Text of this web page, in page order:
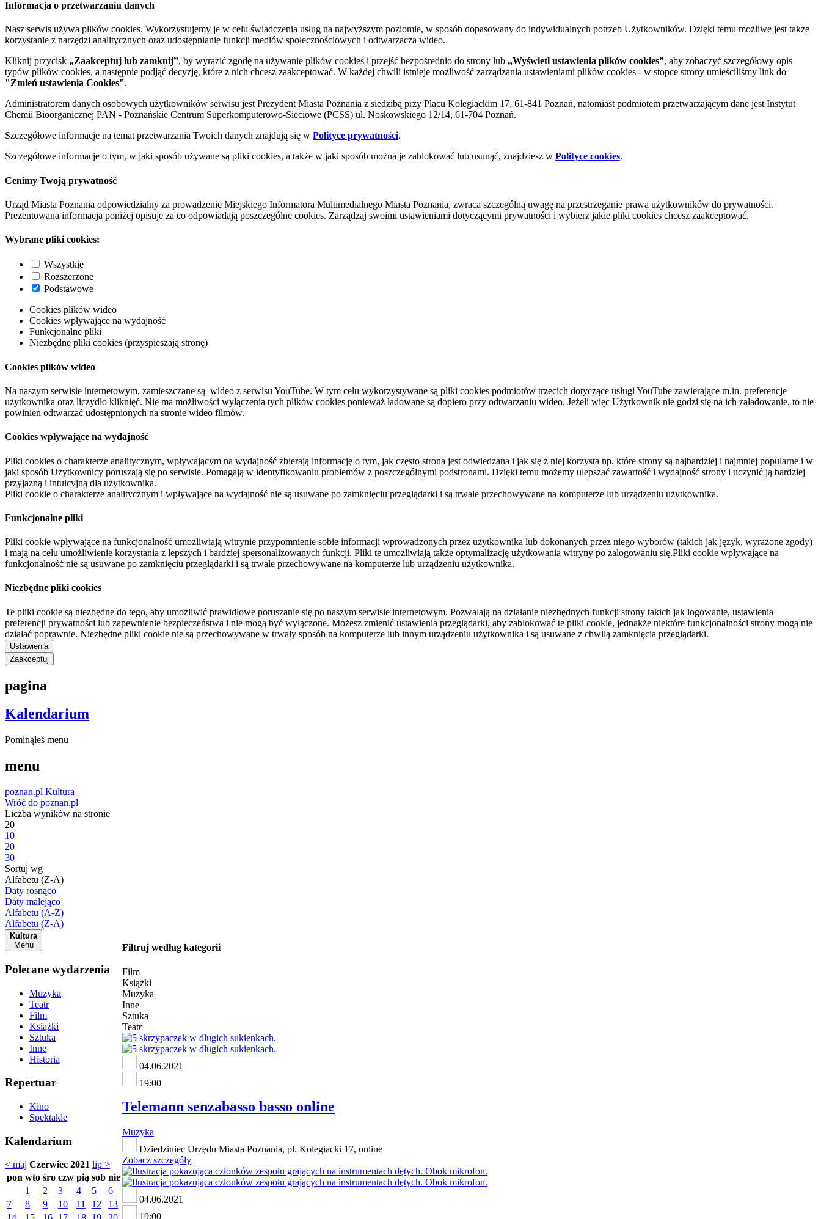
Informacja o przetwarzaniu danych
Nasz serwis używa plików cookies. Wykorzystujemy je w celu świadczenia usług na najwyższym poziomie, w sposób dopasowany do indywidualnych potrzeb Użytkowników. Dzięki temu możliwe jest także
korzystanie z narzędzi analitycznych oraz udostępnianie funkcji mediów społecznościowych i odtwarzacza wideo.
Kliknij przycisk „Zaakceptuj lub zamknij”, by wyrazić zgodę na używanie plików cookies i przejść bezpośrednio do strony lub „Wyświetl ustawienia plików cookies”, aby zobaczyć szczegółowy opis
typów plików cookies, a następnie podjąć decyzję, które z nich chcesz zaakceptować. W każdej chwili istnieje możliwość zarządzania ustawieniami plików cookies - w stopce strony umieściliśmy link do
"Zmień ustawienia Cookies".
Administratorem danych osobowych użytkowników serwisu jest Prezydent Miasta Poznania z siedzibą przy Placu Kolegiackim 17, 61-841 Poznań, natomiast podmiotem przetwarzającym dane jest Instytut
Chemii Bioorganicznej PAN - Poznańskie Centrum Superkomputerowo-Sieciowe (PCSS) ul. Noskowskiego 12/14, 61-704 Poznań.
Szczegółowe informacje na temat przetwarzania Twoich danych znajdują się w Polityce prywatności.
Szczegółowe informacje o tym, w jaki sposób używane są pliki cookies, a także w jaki sposób można je zablokować lub usunąć, znajdziesz w Polityce cookies.
Cenimy Twoją prywatność
Urząd Miasta Poznania odpowiedzialny za prowadzenie Miejskiego Informatora Multimedialnego Miasta Poznania, zwraca szczególną uwagę na przestrzeganie prawa użytkowników do prywatności.
Prezentowana informacja poniżej opisuje za co odpowiadają poszczególne cookies. Zarządzaj swoimi ustawieniami dotyczącymi prywatności i wybierz jakie pliki cookies chcesz zaakceptować.
Wybrane pliki cookies:
Wszystkie
Rozszerzone
Podstawowe
Cookies plików wideo
Cookies wpływające na wydajność
Funkcjonalne pliki
Niezbędne pliki cookies (przyspieszają stronę)
Cookies plików wideo
Na naszym serwisie internetowym, zamieszczane są wideo z serwisu YouTube. W tym celu wykorzystywane są pliki cookies podmiotów trzecich dotyczące usługi YouTube zawierające m.in. preferencje
użytkownika oraz liczydło kliknięć. Nie ma możliwości wyłączenia tych plików cookies ponieważ ładowane są dopiero przy odtwarzaniu wideo. Jeżeli więc Użytkownik nie godzi się na ich załadowanie, to nie
powinien odtwarzać udostępnionych na stronie wideo filmów.
Cookies wpływające na wydajność
Pliki cookies o charakterze analitycznym, wpływającym na wydajność zbierają informację o tym, jak często strona jest odwiedzana i jak się z niej korzysta np. które strony są najbardziej i najmniej popularne i w
jaki sposób Użytkownicy poruszają się po serwisie. Pomagają w identyfikowaniu problemów z poszczególnymi podstronami. Dzięki temu możemy ulepszać zawartość i wydajność strony i uczynić ją bardziej
przyjazną i intuicyjną dla użytkownika.
Pliki cookie o charakterze analitycznym i wpływające na wydajność nie są usuwane po zamknięciu przeglądarki i są trwale przechowywane na komputerze lub urządzeniu użytkownika.
Funkcjonalne pliki
Pliki cookie wpływające na funkcjonalność umożliwiają witrynie przypomnienie sobie informacji wprowadzonych przez użytkownika lub dokonanych przez niego wyborów (takich jak język, wyrażone zgody)
i mają na celu umożliwienie korzystania z lepszych i bardziej spersonalizowanych funkcji. Pliki te umożliwiają także optymalizację użytkowania witryny po zalogowaniu się.Pliki cookie wpływające na
funkcjonalność nie są usuwane po zamknięciu przeglądarki i są trwale przechowywane na komputerze lub urządzeniu użytkownika.
Niezbędne pliki cookies
Te pliki cookie są niezbędne do tego, aby umożliwić prawidłowe poruszanie się po naszym serwisie internetowym. Pozwalają na działanie niezbędnych funkcji strony takich jak logowanie, ustawienia
preferencji prywatności lub zapewnienie bezpieczeństwa i nie mogą być wyłączone. Możesz zmienić ustawienia przeglądarki, aby zablokować te pliki cookie, jednakże niektóre funkcjonalności strony mogą nie
działać poprawnie. Niezbędne pliki cookie nie są przechowywane w trwały sposób na komputerze lub innym urządzeniu użytkownika i są usuwane z chwilą zamknięcia przeglądarki.
Ustawienia
Zaakceptuj
pagina
Kalendarium
Pominąłeś menu
menu
poznan.pl Kultura
Wróć do poznan.pl
Liczba wyników na stronie
20
10
20
30
Sortuj wg
Alfabetu (Z-A)
Daty rosnąco
Daty malejąco
Alfabetu (A-Z)
Alfabetu (Z-A)
Kultura
Menu
Polecane wydarzenia
Muzyka
Teatr
Film
Książki
Sztuka
Inne
Historia
Repertuar
Kino
Spektakle
Kalendarium
< maj Czerwiec 2021 lip >
pon wto śro czw pią sob nie
1
2 3 4 5
6
7
8 9 10 11 12
13
Filtruj według kategorii
Film
Książki
Muzyka
Inne
Sztuka
Teatr
04.06.2021
19:00
Telemann senzabasso basso online
Muzyka
Dziedziniec Urzędu Miasta Poznania, pl. Kolegiacki 17, online
Zobacz szczegóły
04.06.2021
19:00